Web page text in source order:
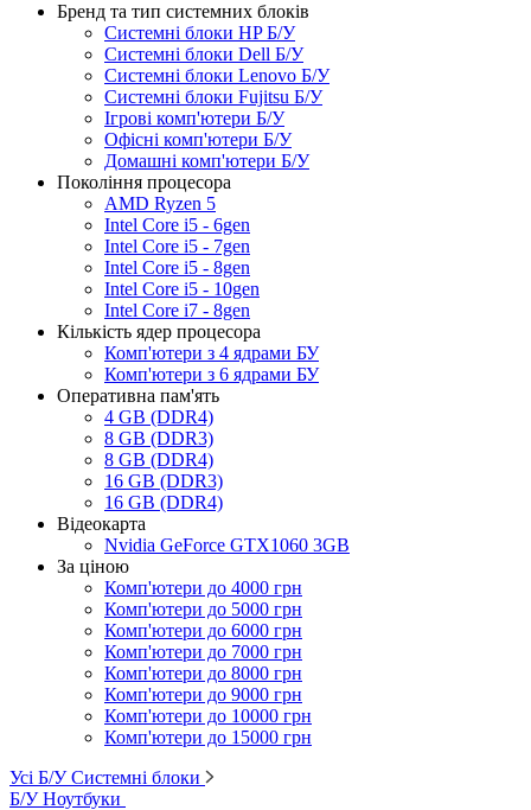
Бренд та тип системних блоків
Системні блоки HP Б/У
Системні блоки Dell Б/У
Системні блоки Lenovo Б/У
Системні блоки Fujitsu Б/У
Ігрові комп'ютери Б/У
Офісні комп'ютери Б/У
Домашні комп'ютери Б/У
Покоління процесора
AMD Ryzen 5
Intel Core i5 - 6gen
Intel Core i5 - 7gen
Intel Core i5 - 8gen
Intel Core i5 - 10gen
Intel Core i7 - 8gen
Кількість ядер процесора
Комп'ютери з 4 ядрами БУ
Комп'ютери з 6 ядрами БУ
Оперативна пам'ять
4 GB (DDR4)
8 GB (DDR3)
8 GB (DDR4)
16 GB (DDR3)
16 GB (DDR4)
Відеокарта
Nvidia GeForce GTX1060 3GB
За ціною
Комп'ютери до 4000 грн
Комп'ютери до 5000 грн
Комп'ютери до 6000 грн
Комп'ютери до 7000 грн
Комп'ютери до 8000 грн
Комп'ютери до 9000 грн
Комп'ютери до 10000 грн
Комп'ютери до 15000 грн
Усі Б/У Системні блоки
Б/У Ноутбуки